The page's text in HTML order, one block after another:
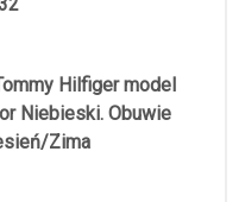
Hilfiger model
Niebieski. Obuwie
Zima